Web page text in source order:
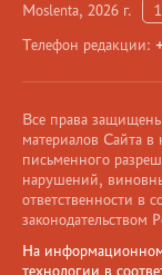
Moslenta, 2026 г.
Телефон редакции:
Все права
материалов Сайта в
письменного
нарушений,
ответственности в
законодательством
На информационном
технологии в